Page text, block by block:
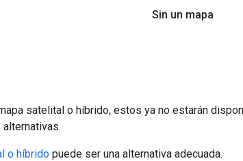
Sin un mapa
satelital o híbrido, estos ya no estarán
alternativas.
o híbrido puede ser una alternativa adecuada.